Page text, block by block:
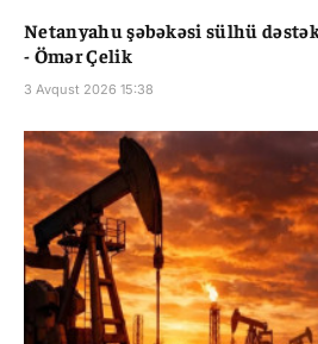
Netanyahu şəbəkəsi sülhü
- Ömər Çelik
3 Avqust 2026 15:38